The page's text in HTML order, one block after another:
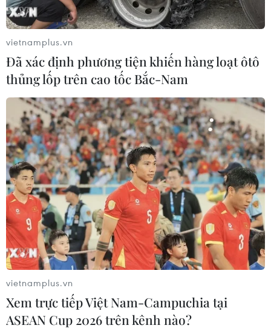
Iran xem xét đề xuất của EU về cuộc họp
không chính thức với Mỹ
21/02/2021 08:01
Iran vẫn xem xét khả năng đàm phán với nhóm P5+1,
song khẳng định sự trở lại của Mỹ đối với thỏa thuận
JCPOA không cần đến một cuộc họp và cách duy nhất
để giải quyết các vấn đề là dỡ bỏ trừng phạt.
vietnamplus.vn
Đã xác định phương tiện khiến hàng loạt ôtô
thủng lốp trên cao tốc Bắc-Nam
vietnamplus.vn
Xem trực tiếp Việt Nam-Campuchia tại
ASEAN Cup 2026 trên kênh nào?